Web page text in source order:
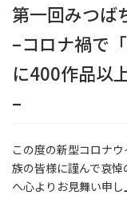
第一回みつば
–コロナ禍で
に400作品以
–
この度の新型コロナ
族の皆様に謹んで哀
へ心よりお見舞い申し